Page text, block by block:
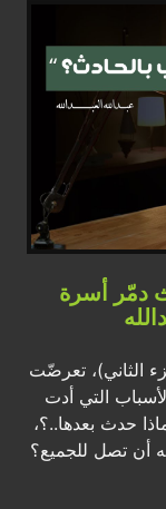
دمّر أسرة
الثاني)، تعرضّت
التي أدت
حدث بعدها..؟،
أن تصل للجميع؟